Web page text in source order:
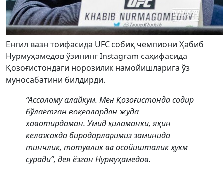
Енгил вазн тоифасида UFC собиқ чемпиони Ҳабиб
Нурмуҳамедов ўзининг Instagram саҳифасида
Қозоғистондаги норозилик намойишларига ўз
муносабатини билдирди.
“Ассалому алайкум. Мен Қозоғистонда содир
бўлаётган воқеалардан жуда
хавотирдаман. Умид қиламанки, яқин
келажакда биродарларимиз заминида
тинчлик, тотувлик ва осойишталик ҳукм
суради”, дея ёзган Нурмуҳамедов.